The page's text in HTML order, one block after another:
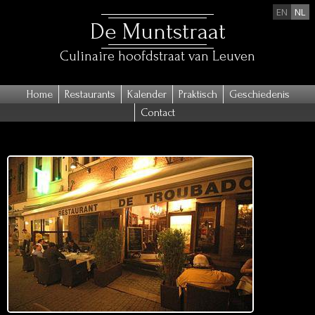
De Muntstraat
Culinaire hoofdstraat van Leuven
NL
EN
Home Restaurants Kalender Praktisch
Geschiedenis
Contact